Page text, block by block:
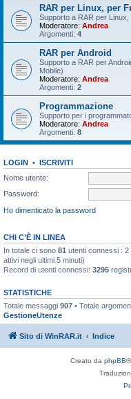
RAR per Linux, per
Supporto a RAR per
Moderatore: Andrea
Argomenti: 4
RAR per Android
Supporto a RAR per
Mobile)
Moderatore: Andrea
Argomenti: 2
Programmazione
Supporto per i
Moderatore: Andrea
Argomenti: 8
LOGIN • ISCRIVITI
Nome utente:
Password:
Ho dimenticato la password
CHI C’È IN LINEA
In totale ci sono 81 utenti connessi :
attivi negli ultimi 5 minuti)
Record di utenti connessi: 3295
STATISTICHE
Totale messaggi 907 • Totale
GestioneUtenze
Sito di WinRAR.it Indice
Creato da phpBB